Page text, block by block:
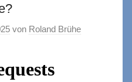
von Roland Brühe